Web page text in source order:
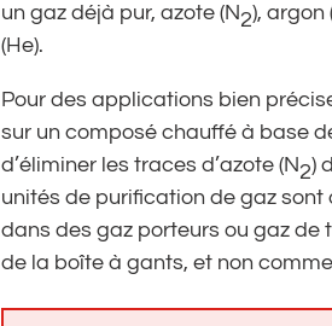
un gaz déjà pur, azote (N2), argon
(He).
Pour des applications bien
sur un composé chauffé à base
d’éliminer les traces d’azote (N2)
unités de purification de gaz
dans des gaz porteurs ou gaz de
de la boîte à gants, et non